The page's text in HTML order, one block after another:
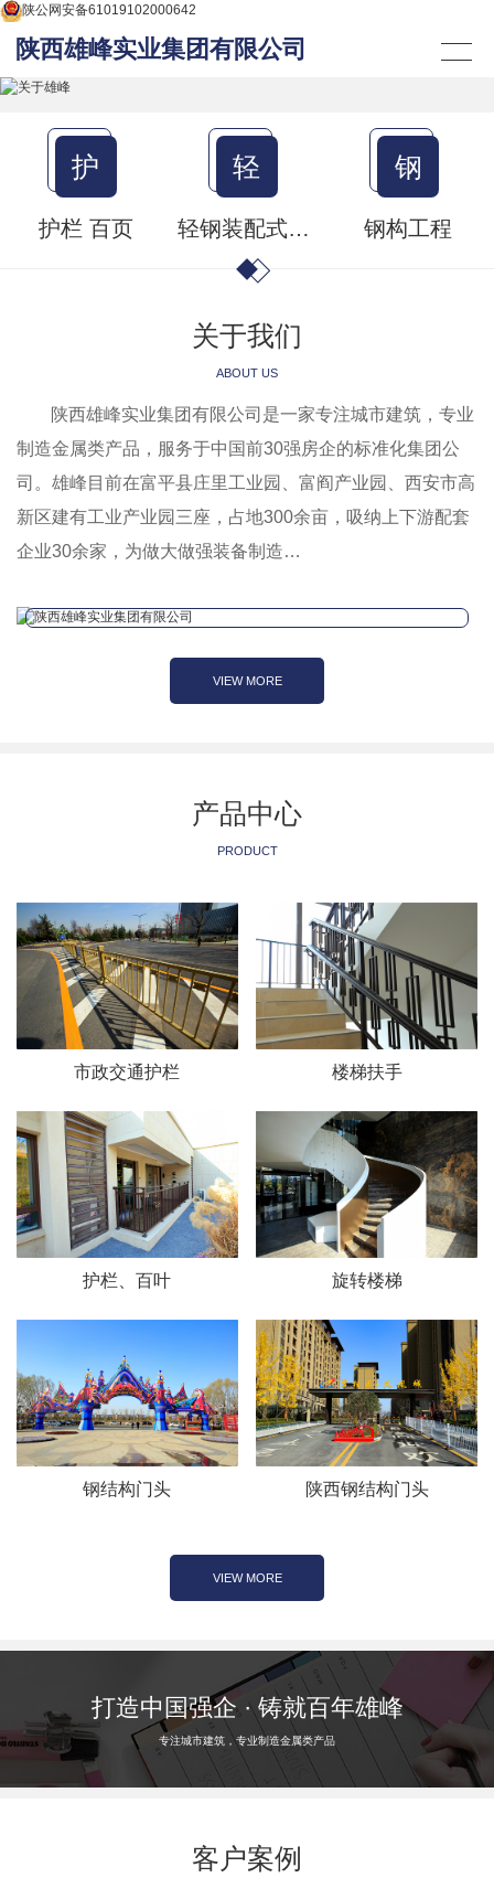
陕公网安备61019102000642
陕西雄峰实业集团有限公司
护
护栏 百页
轻
轻钢装配式房屋 集成房屋
钢
钢构工程
关于我们
ABOUT US
陕西雄峰实业集团有限公司是一家专注城市建筑，专业
制造金属类产品，服务于中国前30强房企的标准化集团公
司。雄峰目前在富平县庄里工业园、富阎产业园、西安市高
新区建有工业产业园三座，占地300余亩，吸纳上下游配套
企业30余家，为做大做强装备制造…
VIEW MORE
产品中心
PRODUCT
市政交通护栏 楼梯扶手
护栏、百叶 旋转楼梯
钢结构门头 陕西钢结构门头
VIEW MORE
打造中国强企 · 铸就百年雄峰
专注城市建筑，专业制造金属类产品
客户案例